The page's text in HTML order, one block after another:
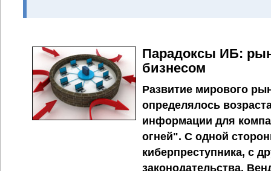
Парадоксы ИБ:
бизнесом
Развитие мирового
определялось
информации для
огней". С одной
киберпреступника, с
законодательства.